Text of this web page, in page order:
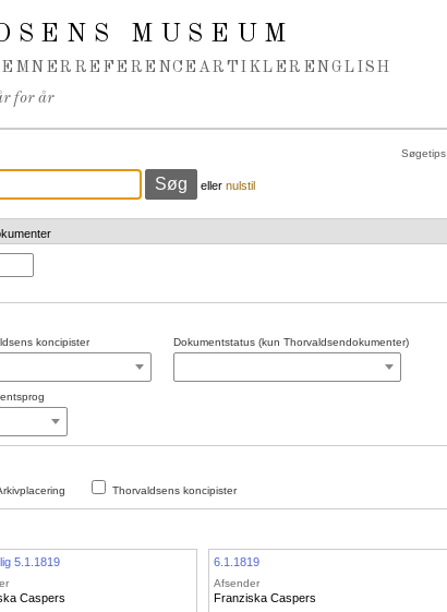
MUSEUM
EMNER REFERENCEARTIKLER ENGLISH
for år
Søgetips
eller nulstil
koncipister Dokumentstatus (kun Thorvaldsendokumenter)
Thorvaldsens koncipister
5.1.1819
Caspers
6.1.1819
Afsender
Franziska Caspers